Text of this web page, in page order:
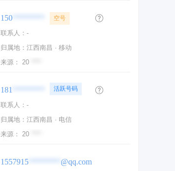
150 疑似关键人
普通号码
联系人： -
归属地：江西南昌 · 移动
来源： 20
181
空号
普通号码
联系人： -
归属地：江西南昌 · 电信
来源： 20
1557915 @qq.com